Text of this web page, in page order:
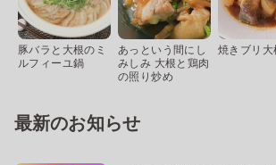
豚バラと大根のミ
ルフィーユ鍋
あっという間にし
みしみ 大根と鶏肉
の照り炒め
焼きブリ大
最新のお知らせ